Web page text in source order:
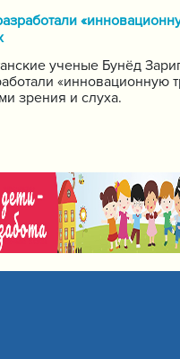
при Кабинете
ученые Бунёд
«инновационную
зрения и слуха.